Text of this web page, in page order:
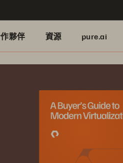
夥伴 資源 pure.ai